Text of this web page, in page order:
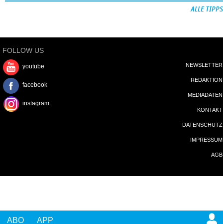
ABO APP
ALLE TIPPS
FOLLOW US
youtube
facebook
instagram
NEWSLETTER
REDAKTION
MEDIADATEN
KONTAKT
DATENSCHUTZ
IMPRESSUM
AGB